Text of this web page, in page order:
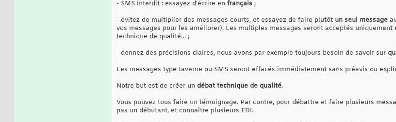
- SMS interdit : essayez d'écrire en français ;
- évitez de multiplier des messages courts, et essayez de faire plutôt un seul message
vos messages pour les améliorer). Les multiples messages seront acceptés
technique de qualité… ;
- donnez des précisions claires, nous avons par exemple toujours besoin de savoir sur
Les messages type taverne ou SMS seront effacés immédiatement sans préavis ou
Notre but est de créer un débat technique de qualité.
Vous pouvez tous faire un témoignage. Par contre, pour débattre et faire plusieurs
pas un débutant, et connaître plusieurs EDI.